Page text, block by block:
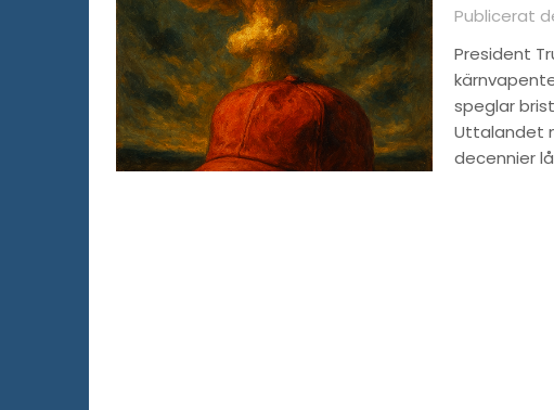
Publicerat
President
speglar
Uttalandet
decennier